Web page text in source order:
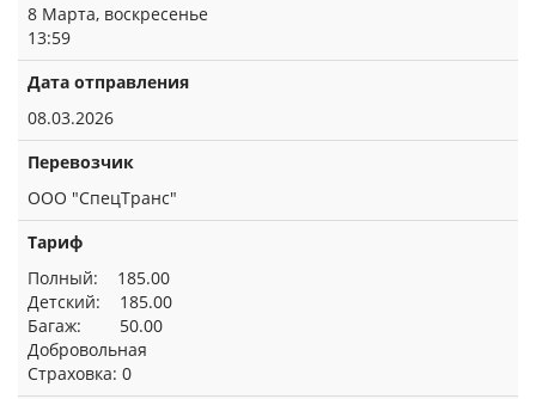
8 Марта, воскресенье
13:59
Дата отправления
08.03.2026
Перевозчик
ООО "СпецТранс"
Тариф
Полный: 185.00
Детский: 185.00
Багаж: 50.00
Добровольная
Страховка: 0